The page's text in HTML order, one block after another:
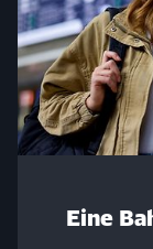
Eine